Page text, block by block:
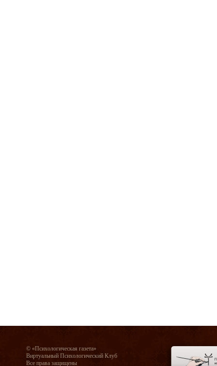
© «Психологическая газета»
Виртуальный Психологический Клуб
Все права защищены